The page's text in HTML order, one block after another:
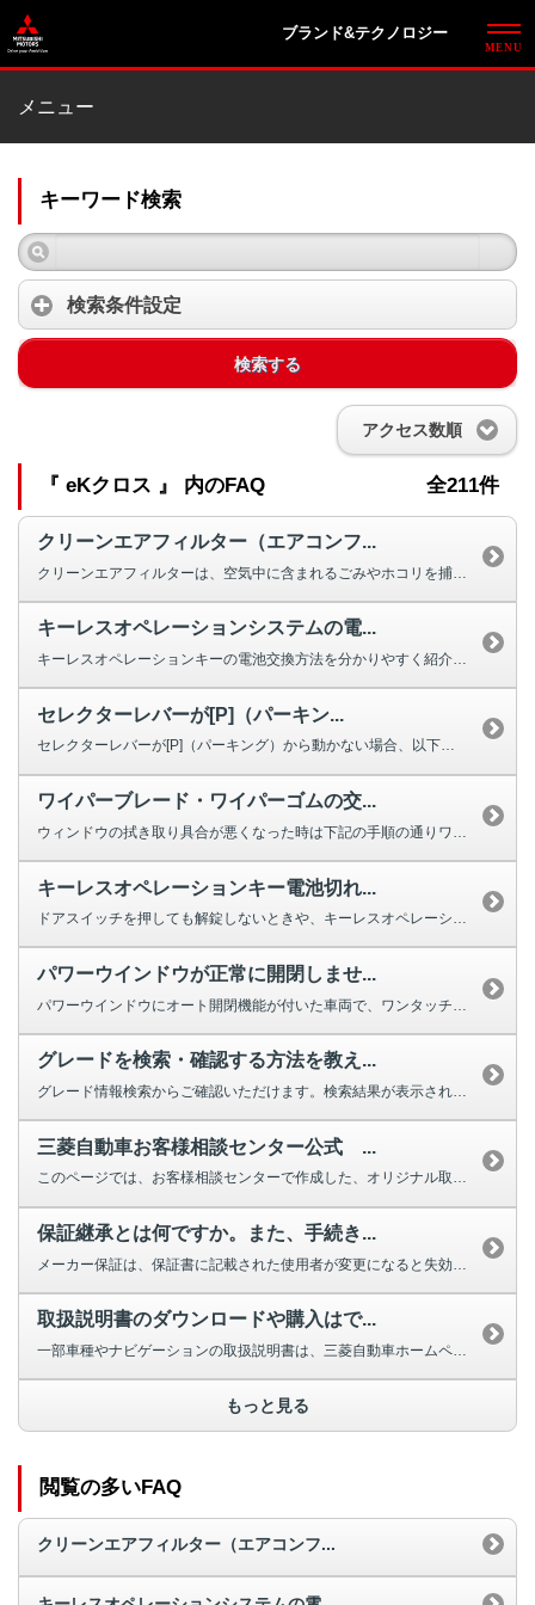
ブランド&テクノロジー
メニュー
キーワード検索
検索条件設定
検索する
アクセス数順
『 eKクロス 』 内のFAQ 全211件
クリーンエアフィルター（エアコンフ...
キーレスオペレーションシステムの電...
キーレスオペレーションキーの電池交換方法を分かりやすく紹介する動画をご用意...
セレクターレバーが[P]（パーキン...
セレクターレバーが[P]（パーキング）から動かない場合、以下を確認してくだ...
ワイパーブレード・ワイパーゴムの交...
ウィンドウの拭き取り具合が悪くなった時は下記の手順の通りワイパーの交換をし...
キーレスオペレーションキー電池切れ...
ドアスイッチを押しても解錠しないときや、キーレスオペレーションキーのボタン...
パワーウインドウが正常に開閉しませ...
グレードを検索・確認する方法を教え...
グレード情報検索からご確認いただけます。検索結果が表示されない場合は、お手...
三菱自動車お客様相談センター公式 ...
このページでは、お客様相談センターで作成した、オリジナル取扱説明動画を掲載...
保証継承とは何ですか。また、手続き...
取扱説明書のダウンロードや購入はで...
一部車種やナビゲーションの取扱説明書は、三菱自動車ホームページよりダウンロ...
もっと見る
閲覧の多いFAQ
クリーンエアフィルター（エアコンフ...